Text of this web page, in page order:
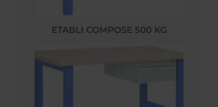
ETABLI COMPOSE 500 KG